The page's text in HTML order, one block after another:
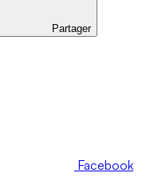
Partager
Facebook